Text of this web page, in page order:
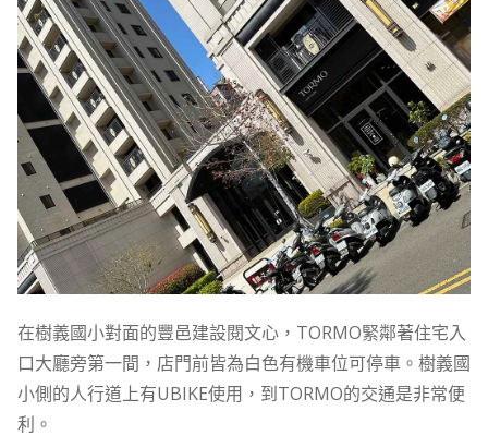
在樹義國小對面的豐邑建設閱文心，TORMO緊鄰著住宅入
口大廳旁第一間，店門前皆為白色有機車位可停車。樹義國
小側的人行道上有UBIKE使用，到TORMO的交通是非常便
利。